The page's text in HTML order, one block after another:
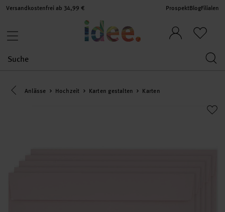
Versandkostenfrei ab 34,99 € ProspektBlogFilialen
Eine Kategorie zurück navigieren
Anlässe Hochzeit Karten gestalten Karten